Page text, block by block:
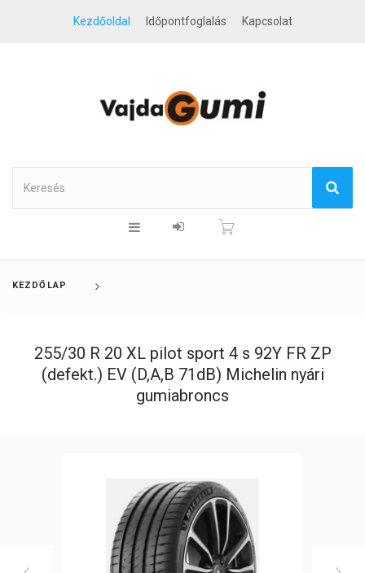
Kezdőoldal Időpontfoglalás Kapcsolat
KEZDŐLAP
255/30 R 20 XL pilot sport 4 s 92Y FR ZP
(defekt.) EV (D,A,B 71dB) Michelin nyári
gumiabroncs